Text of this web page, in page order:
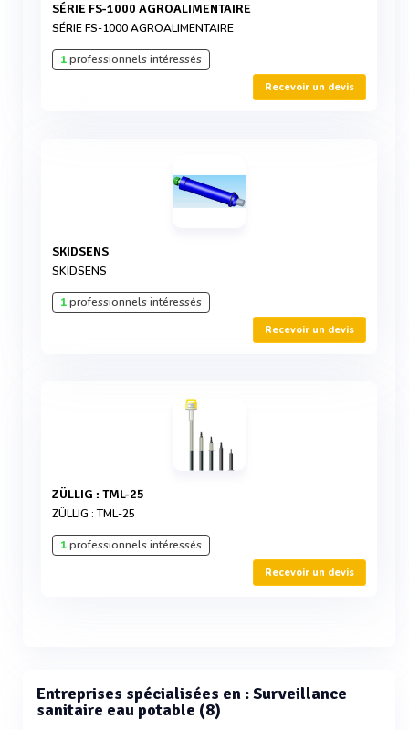
SÉRIE FS-1000 AGROALIMENTAIRE
SÉRIE FS-1000 AGROALIMENTAIRE
1professionnels intéressés
Recevoir un devis
SKIDSENS
SKIDSENS
1professionnels intéressés
Recevoir un devis
ZÜLLIG : TML-25
ZÜLLIG : TML-25
1professionnels intéressés
Recevoir un devis
Entreprises spécialisées en : Surveillance
sanitaire eau potable (8)